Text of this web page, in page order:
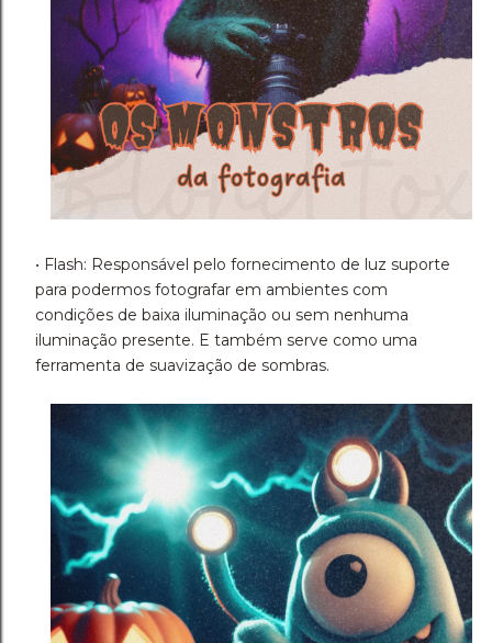
• Flash: Responsável pelo fornecimento de luz suporte
para podermos fotografar em ambientes com
condições de baixa iluminação ou sem nenhuma
iluminação presente. E também serve como uma
ferramenta de suavização de sombras.